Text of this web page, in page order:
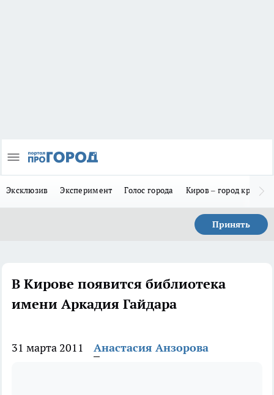
Эксклюзив Эксперимент Голос города Киров – город
Принять
В Кирове появится библиотека
имени Аркадия Гайдара
31 марта 2011 Анастасия Анзорова